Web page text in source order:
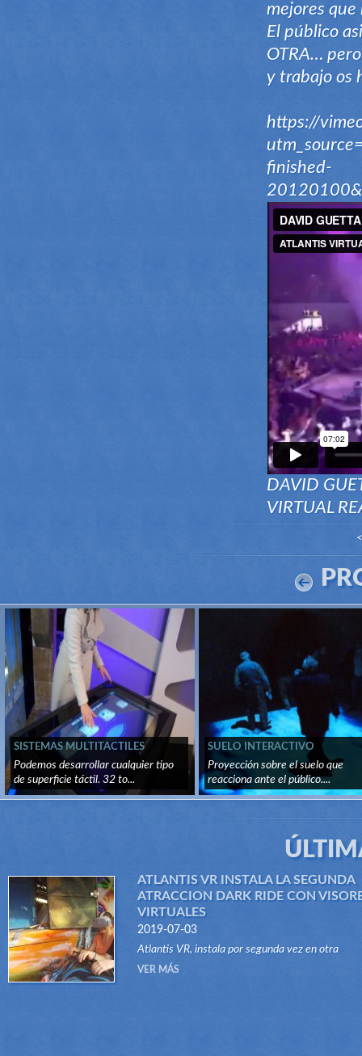
mejores que
El público
OTRA…
y trabajo os
https://
finished-
DAVID
VIRTUAL
SISTEMAS MULTITACTILES
Podemos desarrollar cualquier tipo
de superficie táctil. 32 to...
SUELO INTERACTIVO
Proyección sobre el suelo que
reacciona ante el público....
ATLANTIS VR INSTALA LA SEGUNDA
ATRACCION DARK RIDE CON
VIRTUALES
2019-07-03
Atlantis VR, instala por segunda vez en otra
atracción del tipo Dark Ride, su sistema "VR
VER MÁS